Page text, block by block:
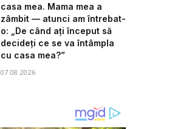
casa mea. Mama mea a
zâmbit — atunci am întrebat-
o: „De când ați început să
decideți ce se va întâmpla
cu casa mea?”
07.08.2026